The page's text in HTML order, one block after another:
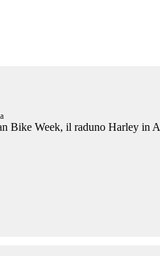
Bike Week, il raduno Harley in